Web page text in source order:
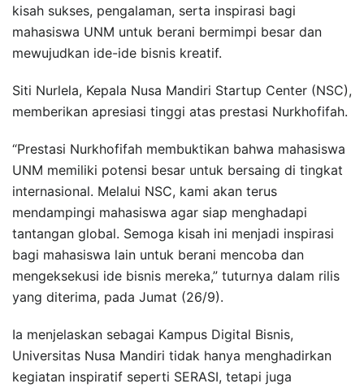
kisah sukses, pengalaman, serta inspirasi bagi
mahasiswa UNM untuk berani bermimpi besar dan
mewujudkan ide-ide bisnis kreatif.
Siti Nurlela, Kepala Nusa Mandiri Startup Center (NSC),
memberikan apresiasi tinggi atas prestasi Nurkhofifah.
“Prestasi Nurkhofifah membuktikan bahwa mahasiswa
UNM memiliki potensi besar untuk bersaing di tingkat
internasional. Melalui NSC, kami akan terus
mendampingi mahasiswa agar siap menghadapi
tantangan global. Semoga kisah ini menjadi inspirasi
bagi mahasiswa lain untuk berani mencoba dan
mengeksekusi ide bisnis mereka,” tuturnya dalam rilis
yang diterima, pada Jumat (26/9).
Ia menjelaskan sebagai Kampus Digital Bisnis,
Universitas Nusa Mandiri tidak hanya menghadirkan
kegiatan inspiratif seperti SERASI, tetapi juga